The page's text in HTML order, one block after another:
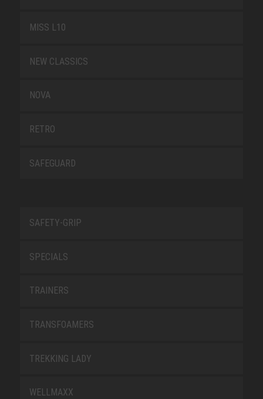
MISS L10
NEW CLASSICS
NOVA
RETRO
SAFEGUARD
SAFETY-GRIP
SPECIALS
TRAINERS
TRANSFOAMERS
TREKKING LADY
WELLMAXX